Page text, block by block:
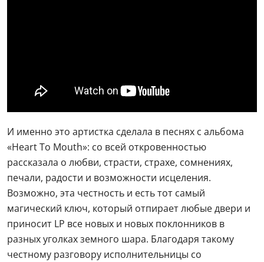
И именно это артистка сделала в песнях с альбома
«Heart To Mouth»: со всей откровенностью
рассказала о любви, страсти, страхе, сомнениях,
печали, радости и возможности исцеления.
Возможно, эта честность и есть тот самый
магический ключ, который отпирает любые двери и
приносит LP все новых и новых поклонников в
разных уголках земного шара. Благодаря такому
честному разговору исполнительницы со